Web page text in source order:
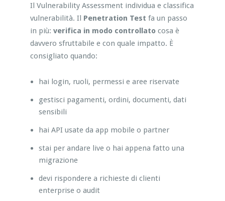
Il Vulnerability Assessment individua e classifica
vulnerabilità. Il Penetration Test fa un passo
in più: verifica in modo controllatocosa è
davvero sfruttabile e con quale impatto. È
consigliato quando:
hai login, ruoli, permessi e aree riservate
gestisci pagamenti, ordini, documenti, dati
sensibili
hai API usate da app mobile o partner
stai per andare live o hai appena fatto una
migrazione
devi rispondere a richieste di clienti
enterprise o audit